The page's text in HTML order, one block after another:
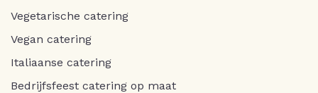
Vegetarische catering
Vegan catering
Italiaanse catering
Bedrijfsfeest catering op maat